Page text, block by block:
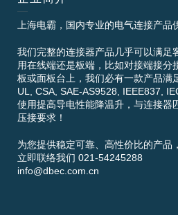
上海电霸，国内专业的电气连接产品
我们完整的连接器产品几乎可以满足
用在线端还是板端，比如对接端接分
板或面板台上，我们必有一款产品满
UL, CSA, SAE-AS9528, IEEE837,
使用提高导电性能降温升，与连接器
压接要求！
为您提供稳定可靠、高性价比的产品
立即联络我们 021-54245288
info@dbec.com.cn